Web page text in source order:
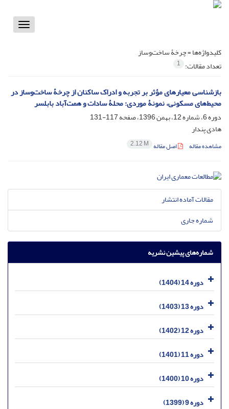
Toggle
کلیدواژه‌ها =چرخۀ ساخت‌وساز
تعداد مقالات: 1
بازشناسی معیارهای مؤثر بر تجربه و ادراک ساکنان از چرخۀ ساخت‌وساز در
محیط‌های مسکونی، نمونۀ موردی: محلۀ سادات و همت‌آباد بابلسر
دوره 6، شماره 12، بهمن 1396، صفحه
117-131
هادی پندار
مشاهده مقاله اصل مقاله 2.12 M
مقالات آماده انتشار
شماره جاری
شماره‌های پیشین نشریه
دوره 14 (1404)
دوره 13 (1403)
دوره 12 (1402)
دوره 11 (1401)
دوره 10 (1400)
دوره 9 (1399)